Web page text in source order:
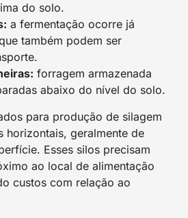
do solo.
a fermentação ocorre já
também podem ser
forragem armazenada
abaixo do nível do solo.
para produção de silagem
horizontais, geralmente de
Esses silos precisam
ao local de alimentação
custos com relação ao